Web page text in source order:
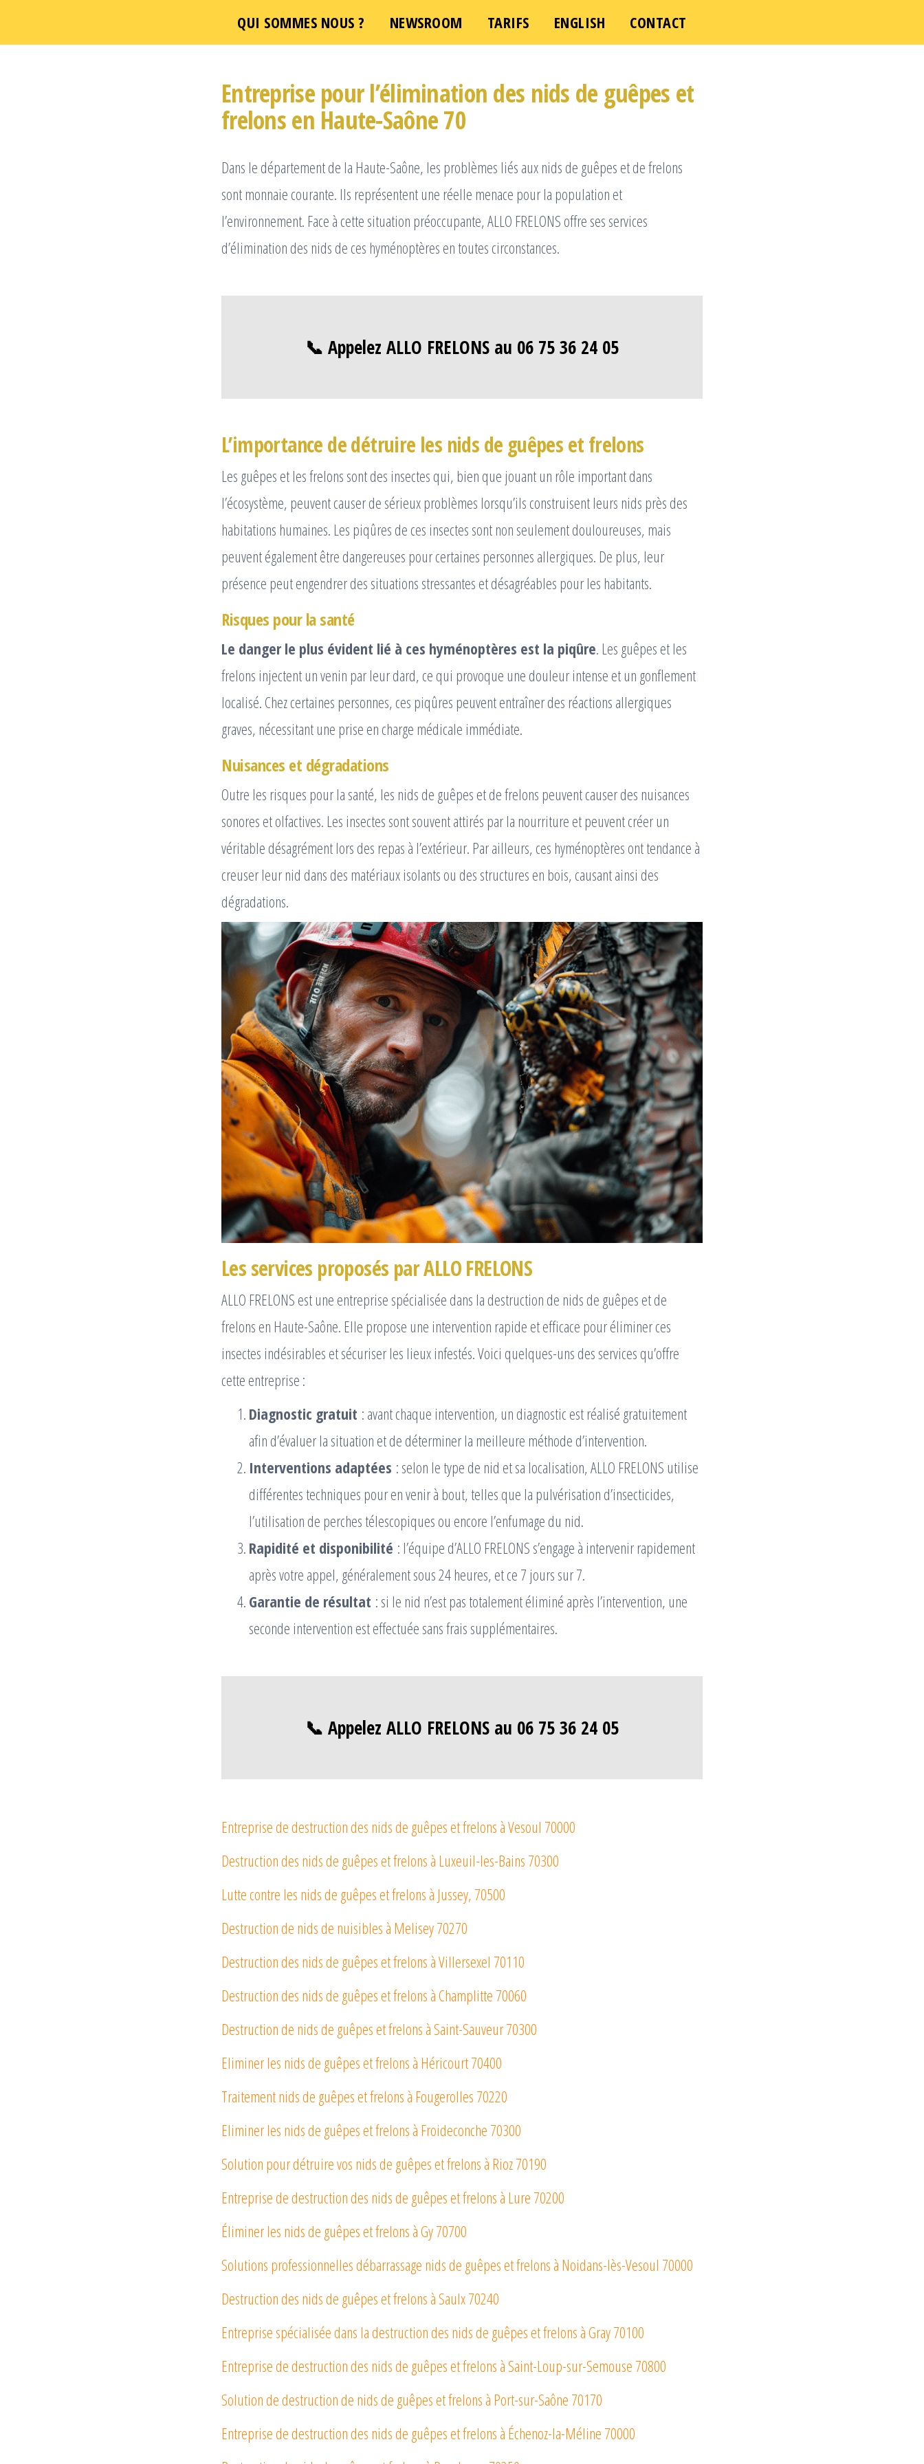
QUI SOMMES NOUS ? NEWSROOM TARIFS ENGLISH
CONTACT
Passer
Entreprise pour l’élimination des nids de guêpes et
frelons en Haute-Saône 70
Dans le département de la Haute-Saône, les problèmes liés aux nids de guêpes et de frelons
sont monnaie courante. Ils représentent une réelle menace pour la population et
l’environnement. Face à cette situation préoccupante, ALLO FRELONS offre ses services
d’élimination des nids de ces hyménoptères en toutes circonstances.
📞 Appelez ALLO FRELONS au 06 75 36 24 05
L’importance de détruire les nids de guêpes et frelons
Les guêpes et les frelons sont des insectes qui, bien que jouant un rôle important dans
l’écosystème, peuvent causer de sérieux problèmes lorsqu’ils construisent leurs nids près des
habitations humaines. Les piqûres de ces insectes sont non seulement douloureuses, mais
peuvent également être dangereuses pour certaines personnes allergiques. De plus, leur
présence peut engendrer des situations stressantes et désagréables pour les habitants.
Risques pour la santé
Le danger le plus évident lié à ces hyménoptères est la piqûre. Les guêpes et les
frelons injectent un venin par leur dard, ce qui provoque une douleur intense et un gonflement
localisé. Chez certaines personnes, ces piqûres peuvent entraîner des réactions allergiques
graves, nécessitant une prise en charge médicale immédiate.
Nuisances et dégradations
Outre les risques pour la santé, les nids de guêpes et de frelons peuvent causer des nuisances
sonores et olfactives. Les insectes sont souvent attirés par la nourriture et peuvent créer un
véritable désagrément lors des repas à l’extérieur. Par ailleurs, ces hyménoptères ont tendance à
creuser leur nid dans des matériaux isolants ou des structures en bois, causant ainsi des
dégradations.
Les services proposés par ALLO FRELONS
ALLO FRELONS est une entreprise spécialisée dans la destruction de nids de guêpes et de
frelons en Haute-Saône. Elle propose une intervention rapide et efficace pour éliminer ces
insectes indésirables et sécuriser les lieux infestés. Voici quelques-uns des services qu’offre
cette entreprise :
Diagnostic gratuit : avant chaque intervention, un diagnostic est réalisé gratuitement
afin d’évaluer la situation et de déterminer la meilleure méthode d’intervention.
Interventions adaptées : selon le type de nid et sa localisation, ALLO FRELONS utilise
différentes techniques pour en venir à bout, telles que la pulvérisation d’insecticides,
l’utilisation de perches télescopiques ou encore l’enfumage du nid.
Rapidité et disponibilité : l’équipe d’ALLO FRELONS s’engage à intervenir rapidement
après votre appel, généralement sous 24 heures, et ce 7 jours sur 7.
Garantie de résultat : si le nid n’est pas totalement éliminé après l’intervention, une
seconde intervention est effectuée sans frais supplémentaires.
📞 Appelez ALLO FRELONS au 06 75 36 24 05
Entreprise de destruction des nids de guêpes et frelons à Vesoul 70000
Destruction des nids de guêpes et frelons à Luxeuil-les-Bains 70300
Lutte contre les nids de guêpes et frelons à Jussey, 70500
Destruction de nids de nuisibles à Melisey 70270
Destruction des nids de guêpes et frelons à Villersexel 70110
Destruction des nids de guêpes et frelons à Champlitte 70060
Destruction de nids de guêpes et frelons à Saint-Sauveur 70300
Eliminer les nids de guêpes et frelons à Héricourt 70400
Traitement nids de guêpes et frelons à Fougerolles 70220
Eliminer les nids de guêpes et frelons à Froideconche 70300
Solution pour détruire vos nids de guêpes et frelons à Rioz 70190
Entreprise de destruction des nids de guêpes et frelons à Lure 70200
Éliminer les nids de guêpes et frelons à Gy 70700
Solutions professionnelles débarrassage nids de guêpes et frelons à Noidans-lès-Vesoul 70000
Destruction des nids de guêpes et frelons à Saulx 70240
Entreprise spécialisée dans la destruction des nids de guêpes et frelons à Gray 70100
Entreprise de destruction des nids de guêpes et frelons à Saint-Loup-sur-Semouse 70800
Solution de destruction de nids de guêpes et frelons à Port-sur-Saône 70170
Entreprise de destruction des nids de guêpes et frelons à Échenoz-la-Méline 70000